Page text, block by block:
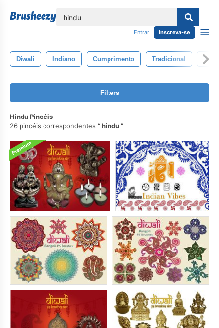
Entrar Inscreva-se
Diwali Indiano Cumprimento Tradicional
Filters
Hindu Pincéis
26 pincéis correspondentes
hindu